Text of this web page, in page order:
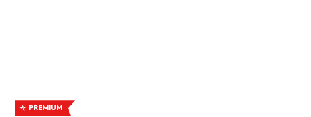
PREMIUM